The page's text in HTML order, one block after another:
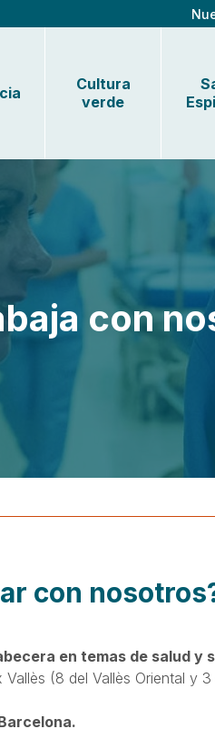
Cultura
verde
con
con
en temas de salud y
Vallès (8 del Vallès Oriental y